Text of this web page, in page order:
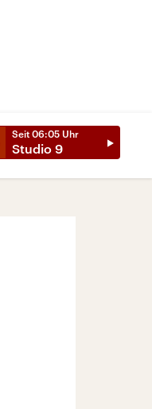
Seit 06:05 Uhr
Studio 9